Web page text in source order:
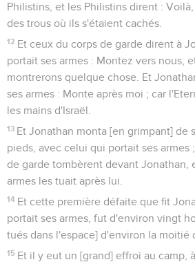
Philistins, et les Philistins dirent :
des trous où ils s'étaient cachés.
12 Et ceux du corps de garde dirent à
portait ses armes : Montez vers nous,
montrerons quelque chose. Et
ses armes : Monte après moi ; car
les mains d'Israël.
13 Et Jonathan monta [en grimpant] de
pieds, avec celui qui portait ses armes
de garde tombèrent devant Jonathan,
armes les tuait après lui.
14 Et cette première défaite que fit
portait ses armes, fut d'environ vingt
tués dans l'espace] d'environ la moitié
15 Et il y eut un [grand] effroi au camp,